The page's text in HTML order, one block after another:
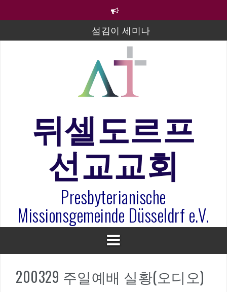
섬김이 세미나
김태희 자매 졸업연주
2023년 어린이 주일 유초등부 발표
라합3 나라 봉헌송
은퇴사-우선화 권사
20260322 주안에 가만히 머물기(요한복음 15:1-17) 손
훈목사
뒤셀도르프
선교교회
Presbyterianische
Missionsgemeinde Düsseldrf e.V.
200329 주일예배 실황(오디오)